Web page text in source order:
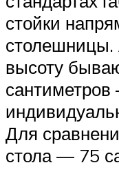
стойки
высоту
Для
стола — 75